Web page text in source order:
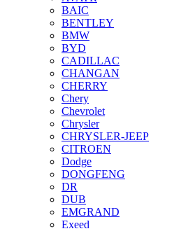
BAIC
BENTLEY
BMW
BYD
CADILLAC
CHANGAN
CHERRY
Chery
Chevrolet
Chrysler
CHRYSLER-JEEP
CITROEN
Dodge
DONGFENG
DR
DUB
EMGRAND
Exeed